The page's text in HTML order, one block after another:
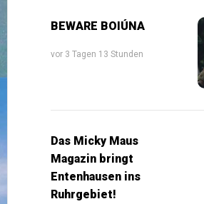
BEWARE BOIÚNA
vor 3 Tagen 13 Stunden
Das Micky Maus
Magazin bringt
Entenhausen ins
Ruhrgebiet!